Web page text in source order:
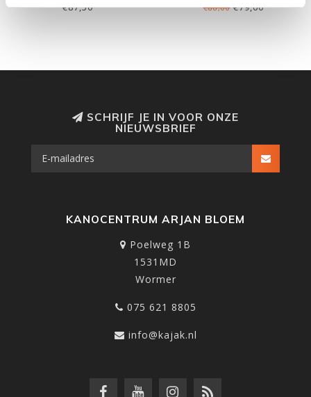
€87,50 €88,00€79,00
SCHRIJF JE IN VOOR ONZE
NIEUWSBRIEF
KANOCENTRUM ARJAN BLOEM
Poelweg 1B
1531MD
Wormer
075 621 8805
info@kajak.nl